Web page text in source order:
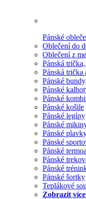
Pánské
Oblečení do
Oblečení z
Pánská
Pánská
Pánské
Pánské
Pánské
Pánské košile
Pánské legíny
Pánské
Pánské
Pánské
Pánské
Pánské
Pánské
Pánské šortky
Teplákové
Zobrazit